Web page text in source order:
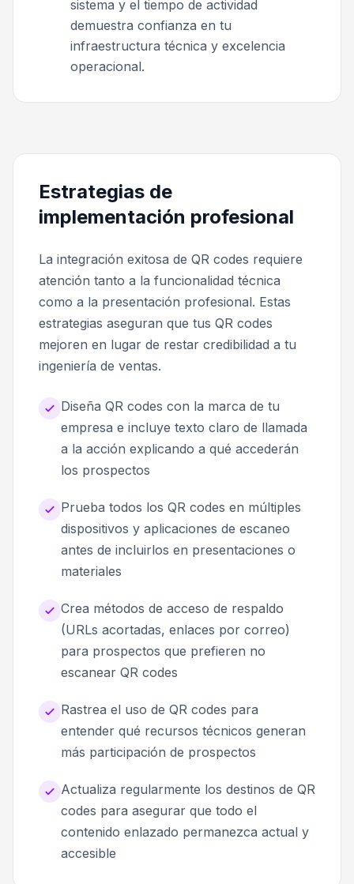
sistema y el tiempo de actividad
demuestra confianza en tu
infraestructura técnica y excelencia
operacional.
Estrategias de
implementación profesional
La integración exitosa de QR codes requiere
atención tanto a la funcionalidad técnica
como a la presentación profesional. Estas
estrategias aseguran que tus QR codes
mejoren en lugar de restar credibilidad a tu
ingeniería de ventas.
Diseña QR codes con la marca de tu
empresa e incluye texto claro de llamada
a la acción explicando a qué accederán
los prospectos
Prueba todos los QR codes en múltiples
dispositivos y aplicaciones de escaneo
antes de incluirlos en presentaciones o
materiales
Crea métodos de acceso de respaldo
(URLs acortadas, enlaces por correo)
para prospectos que prefieren no
escanear QR codes
Rastrea el uso de QR codes para
entender qué recursos técnicos generan
más participación de prospectos
Actualiza regularmente los destinos de QR
codes para asegurar que todo el
contenido enlazado permanezca actual y
accesible